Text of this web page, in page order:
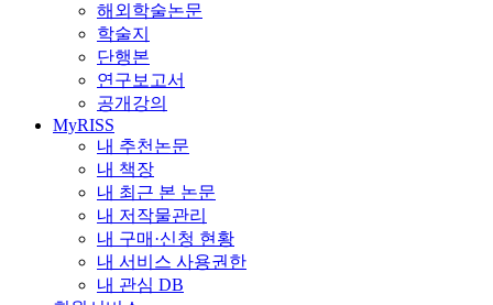
해외학술논문
학술지
단행본
연구보고서
공개강의
MyRISS
내 추천논문
내 책장
내 최근 본 논문
내 저작물관리
내 구매·신청 현황
내 서비스 사용권한
내 관심 DB